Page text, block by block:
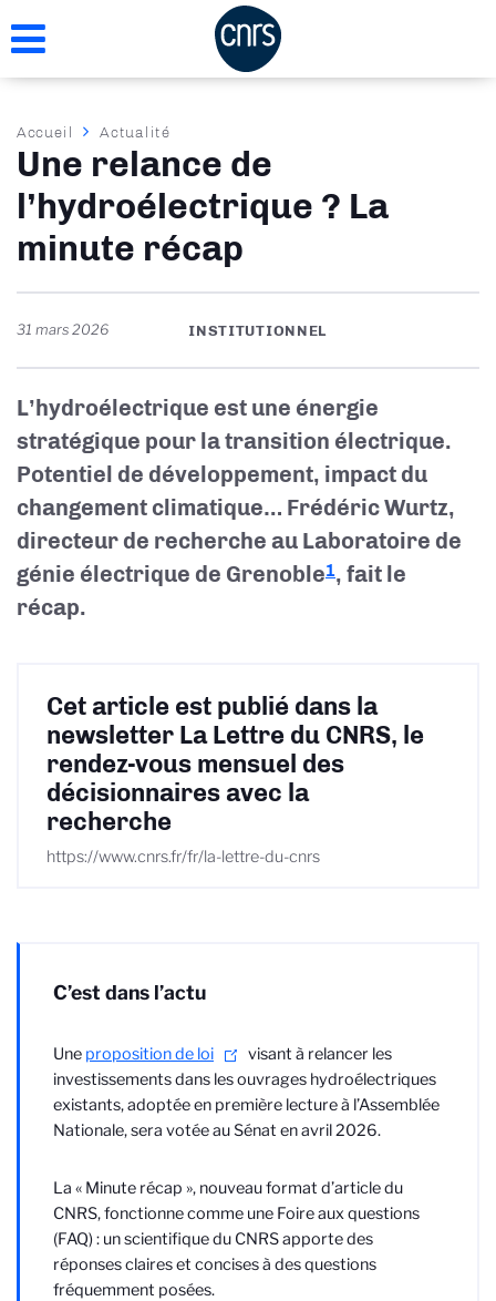
au
Fil
d'Ariane
Accueil Actualité
Une relance de
l’hydroélectrique ? La
minute récap
31 mars 2026 INSTITUTIONNEL
L’hydroélectrique est une énergie
stratégique pour la transition électrique.
Potentiel de développement, impact du
changement climatique… Frédéric Wurtz,
directeur de recherche au Laboratoire de
génie électrique de Grenoble1, fait le
récap.
Cet article est publié dans la
newsletter La Lettre du CNRS, le
rendez-vous mensuel des
décisionnaires avec la
recherche
https://www.cnrs.fr/fr/la-lettre-du-cnrs
C’est dans l’actu
Une proposition de loi
visant à relancer les
investissements dans les ouvrages hydroélectriques
existants, adoptée en première lecture à l’Assemblée
Nationale, sera votée au Sénat en avril 2026.
La « Minute récap », nouveau format d’article du
CNRS, fonctionne comme une Foire aux questions
(FAQ) : un scientifique du CNRS apporte des
réponses claires et concises à des questions
fréquemment posées.